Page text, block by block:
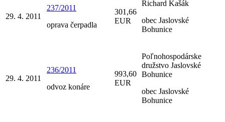
29. 4. 2011
237/2011
oprava čerpadla
301,66
EUR
Richard Kašák
obec Jaslovské
Bohunice
29. 4. 2011
236/2011
odvoz konáre
993,60
EUR
Poľnohospodárske
družstvo Jaslovské
Bohunice
obec Jaslovské
Bohunice